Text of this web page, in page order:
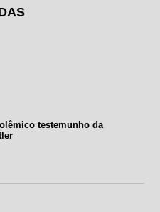
testemunho da